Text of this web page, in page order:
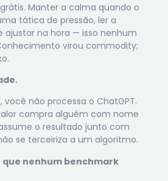
Manter a calma quando o
tática de pressão, ler a
ajustar na hora — isso nenhum
virou commodity;
você não processa o ChatGPT.
compra alguém com nome
o resultado junto com
se terceiriza a um algoritmo.
que nenhum benchmark